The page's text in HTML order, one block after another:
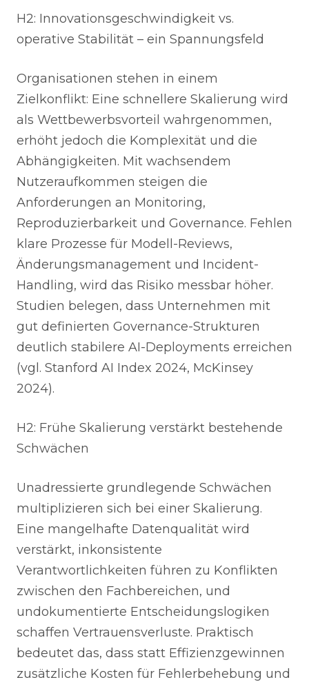
H2: Innovationsgeschwindigkeit vs.
operative Stabilität – ein Spannungsfeld
Organisationen stehen in einem
Zielkonflikt: Eine schnellere Skalierung wird
als Wettbewerbsvorteil wahrgenommen,
erhöht jedoch die Komplexität und die
Abhängigkeiten. Mit wachsendem
Nutzeraufkommen steigen die
Anforderungen an Monitoring,
Reproduzierbarkeit und Governance. Fehlen
klare Prozesse für Modell-Reviews,
Änderungsmanagement und Incident-
Handling, wird das Risiko messbar höher.
Studien belegen, dass Unternehmen mit
gut definierten Governance-Strukturen
deutlich stabilere AI-Deployments erreichen
(vgl. Stanford AI Index 2024, McKinsey
2024).
H2: Frühe Skalierung verstärkt bestehende
Schwächen
Unadressierte grundlegende Schwächen
multiplizieren sich bei einer Skalierung.
Eine mangelhafte Datenqualität wird
verstärkt, inkonsistente
Verantwortlichkeiten führen zu Konflikten
zwischen den Fachbereichen, und
undokumentierte Entscheidungslogiken
schaffen Vertrauensverluste. Praktisch
bedeutet das, dass statt Effizienzgewinnen
zusätzliche Kosten für Fehlerbehebung und